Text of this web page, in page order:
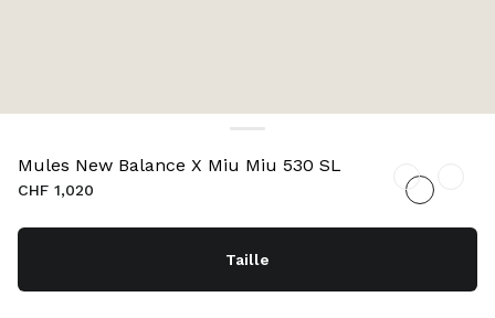
Mules New Balance X Miu Miu 530 SL
CHF 1,020
Taille